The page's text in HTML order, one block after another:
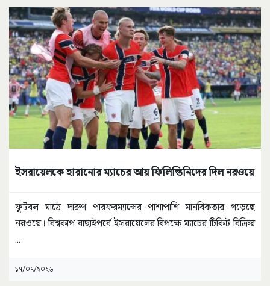
ইসরায়েলকে হারানোর ম্যাচের আয় ফিলিস্তিনিদের দিল নরওয়ে
ফুটবল মাঠে দারুণ পারফরম্যান্সের পাশাপাশি মানবিকতার গড়েছে
নরওয়ে। বিশ্বকাপ বাছাইপর্বে ইসরায়েলের বিপক্ষে ম্যাচের টিকিট বিক্রির
...
১৭/০৭/২০২৬